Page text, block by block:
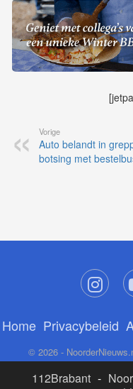
Vorige
Auto belandt in
botsing met
Home Privacybeleid
© 2026 -
112Brabant -